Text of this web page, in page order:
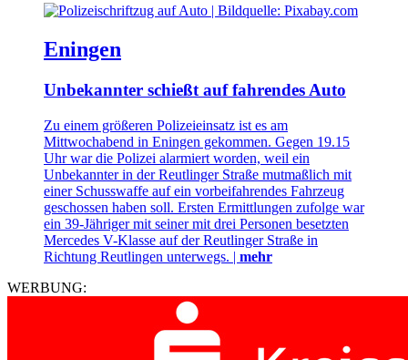
Eningen
Unbekannter schießt auf fahrendes Auto
Zu einem größeren Polizeieinsatz ist es am
Mittwochabend in Eningen gekommen. Gegen 19.15
Uhr war die Polizei alarmiert worden, weil ein
Unbekannter in der Reutlinger Straße mutmaßlich mit
einer Schusswaffe auf ein vorbeifahrendes Fahrzeug
geschossen haben soll. Ersten Ermittlungen zufolge war
ein 39-Jähriger mit seiner mit drei Personen besetzten
Mercedes V-Klasse auf der Reutlinger Straße in
Richtung Reutlingen unterwegs. | mehr
WERBUNG: